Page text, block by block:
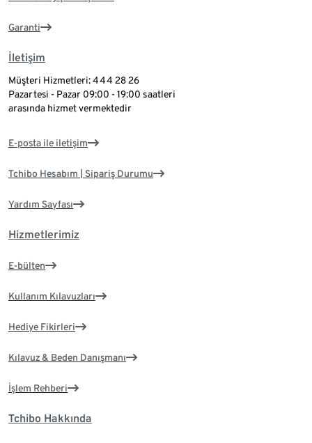
Garanti
İletişim
Müşteri Hizmetleri: 444 28 26
Pazartesi - Pazar 09:00 - 19:00 saatleri
arasında hizmet vermektedir
E-posta ile iletişim
Tchibo Hesabım | Sipariş Durumu
Yardım Sayfası
Hizmetlerimiz
E-bülten
Kullanım Kılavuzları
Hediye Fikirleri
Kılavuz & Beden Danışmanı
İşlem Rehberi
Tchibo Hakkında